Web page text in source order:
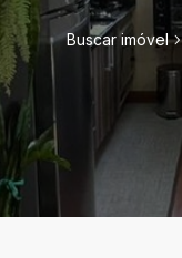
Buscar imóvel